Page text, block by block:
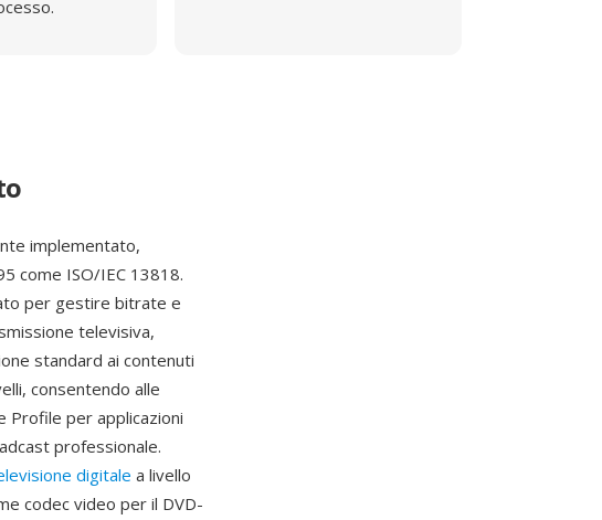
implementato,
come ISO/IEC 13818.
per gestire bitrate e
televisiva,
standard ai contenuti
consentendo alle
Profile per applicazioni
professionale.
digitale a livello
codec video per il DVD-